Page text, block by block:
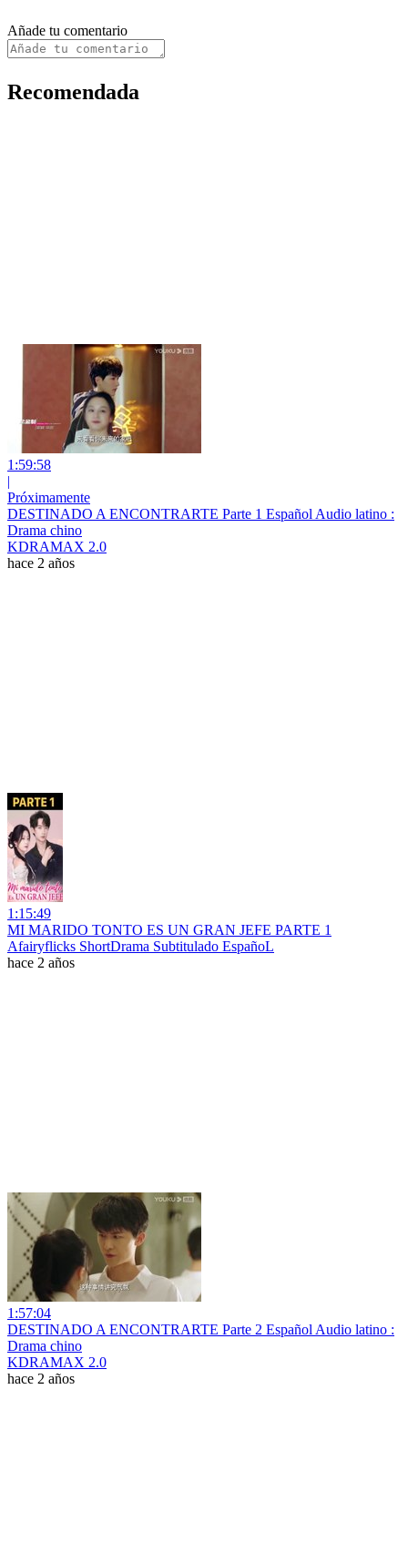
Añade tu comentario
Recomendada
1:59:58
|
Próximamente
DESTINADO A ENCONTRARTE Parte 1 Español Audio latino :
Drama chino
KDRAMAX 2.0
hace 2 años
1:15:49
MI MARIDO TONTO ES UN GRAN JEFE PARTE 1
Afairyflicks ShortDrama Subtitulado EspañoL
hace 2 años
1:57:04
DESTINADO A ENCONTRARTE Parte 2 Español Audio latino :
Drama chino
KDRAMAX 2.0
hace 2 años